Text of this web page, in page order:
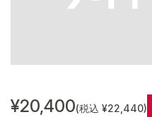
¥20,400(税込 ¥22,440)